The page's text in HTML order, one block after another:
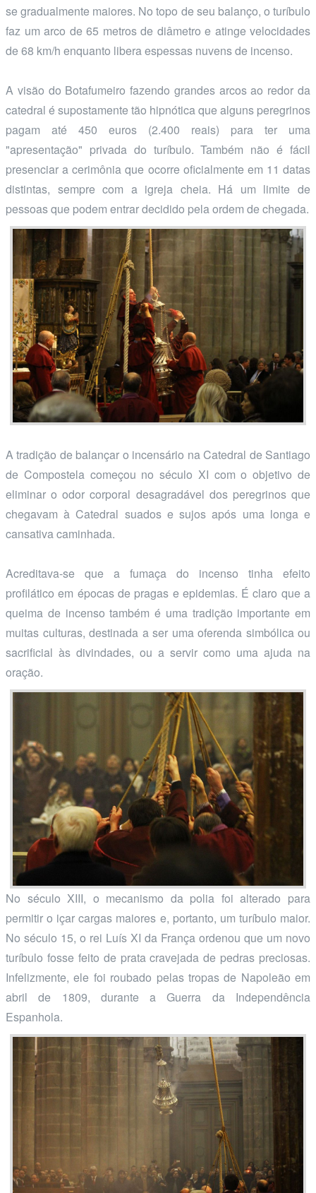
se gradualmente maiores. No topo de seu balanço, o turíbulo
faz um arco de 65 metros de diâmetro e atinge velocidades
de 68 km/h enquanto libera espessas nuvens de incenso.
A visão do Botafumeiro fazendo grandes arcos ao redor da
catedral é supostamente tão hipnótica que alguns peregrinos
pagam até 450 euros (2.400 reais) para ter uma
"apresentação" privada do turíbulo. Também não é fácil
presenciar a cerimônia que ocorre oficialmente em 11 datas
distintas, sempre com a igreja cheia. Há um limite de
pessoas que podem entrar decidido pela ordem de chegada.
A tradição de balançar o incensário na Catedral de Santiago
de Compostela começou no século XI com o objetivo de
eliminar o odor corporal desagradável dos peregrinos que
chegavam à Catedral suados e sujos após uma longa e
cansativa caminhada.
Acreditava-se que a fumaça do incenso tinha efeito
profilático em épocas de pragas e epidemias. É claro que a
queima de incenso também é uma tradição importante em
muitas culturas, destinada a ser uma oferenda simbólica ou
sacrificial às divindades, ou a servir como uma ajuda na
oração.
No século XIII, o mecanismo da polia foi alterado para
permitir o içar cargas maiores e, portanto, um turíbulo maior.
No século 15, o rei Luís XI da França ordenou que um novo
turíbulo fosse feito de prata cravejada de pedras preciosas.
Infelizmente, ele foi roubado pelas tropas de Napoleão em
abril de 1809, durante a Guerra da Independência
Espanhola.